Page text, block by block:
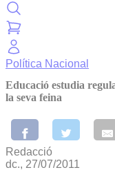
Política Nacional
Educació estudia
la seva feina
Redacció
dc., 27/07/2011